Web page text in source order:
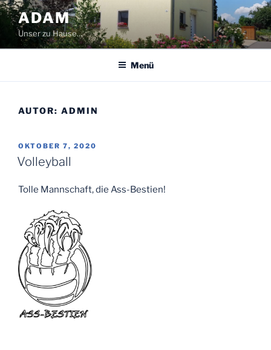
Zum
Inhalt
springen
ADAM
Unser zu Hause…
Menü
AUTOR: ADMIN
VERÖFFENTLICHT
AM
OKTOBER 7, 2020
Volleyball
Tolle Mannschaft, die Ass-Bestien!